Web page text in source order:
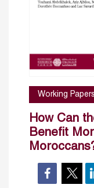
Working Papers
How Can
Benefit